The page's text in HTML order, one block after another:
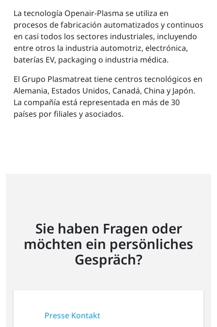
La tecnología Openair-Plasma se utiliza en
procesos de fabricación automatizados y continuos
en casi todos los sectores industriales, incluyendo
entre otros la industria automotriz, electrónica,
baterías EV, packaging o industria médica.
El Grupo Plasmatreat tiene centros tecnológicos en
Alemania, Estados Unidos, Canadá, China y Japón.
La compañía está representada en más de 30
países por filiales y asociados.
Sie haben Fragen oder
möchten ein persönliches
Gespräch?
Presse Kontakt